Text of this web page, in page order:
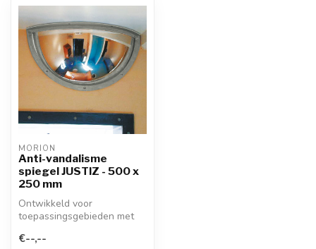
MORION
Anti-vandalisme
spiegel JUSTIZ - 500 x
250 mm
Ontwikkeld voor
toepassingsgebieden met
opzettelijke vernieli...
€--,--